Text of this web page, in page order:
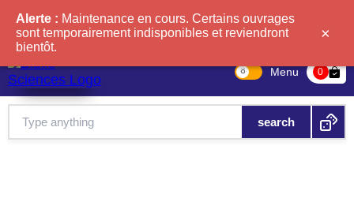
Menu 0 bag-check
Alerte : Maintenance en cours. Certains ouvrages
sont temporairement indisponibles et reviendront
bientôt.
×